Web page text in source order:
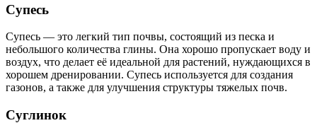
Супесь
Супесь — это легкий тип почвы, состоящий из песка и
небольшого количества глины. Она хорошо пропускает воду и
воздух, что делает её идеальной для растений, нуждающихся в
хорошем дренировании. Супесь используется для создания
газонов, а также для улучшения структуры тяжелых почв.
Суглинок